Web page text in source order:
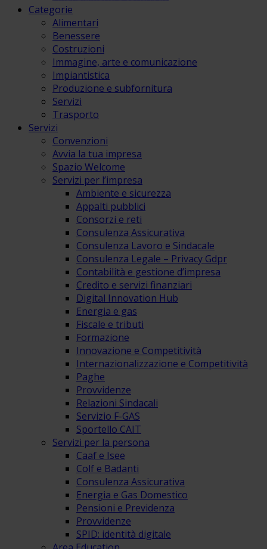
Categorie
Alimentari
Benessere
Costruzioni
Immagine, arte e comunicazione
Impiantistica
Produzione e subfornitura
Servizi
Trasporto
Servizi
Convenzioni
Avvia la tua impresa
Spazio Welcome
Servizi per l’impresa
Ambiente e sicurezza
Appalti pubblici
Consorzi e reti
Consulenza Assicurativa
Consulenza Lavoro e Sindacale
Consulenza Legale – Privacy Gdpr
Contabilità e gestione d’impresa
Credito e servizi finanziari
Digital Innovation Hub
Energia e gas
Fiscale e tributi
Formazione
Innovazione e Competitività
Internazionalizzazione e Competitività
Paghe
Provvidenze
Relazioni Sindacali
Servizio F-GAS
Sportello CAIT
Servizi per la persona
Caaf e Isee
Colf e Badanti
Consulenza Assicurativa
Energia e Gas Domestico
Pensioni e Previdenza
Provvidenze
SPID: identità digitale